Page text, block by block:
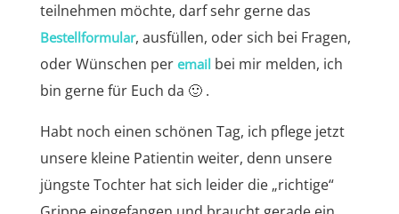
teilnehmen möchte, darf sehr gerne das
Bestellformular, ausfüllen, oder sich bei Fragen,
oder Wünschen per email bei mir melden, ich
bin gerne für Euch da 🙂 .
Habt noch einen schönen Tag, ich pflege jetzt
unsere kleine Patientin weiter, denn unsere
jüngste Tochter hat sich leider die „richtige“